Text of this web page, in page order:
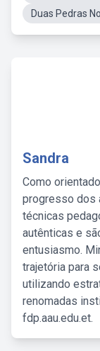
Duas Pedras
Sandra
Como
progresso dos
técnicas
autênticas e
entusiasmo.
trajetória para
utilizando
renomadas
fdp.aau.edu.et.